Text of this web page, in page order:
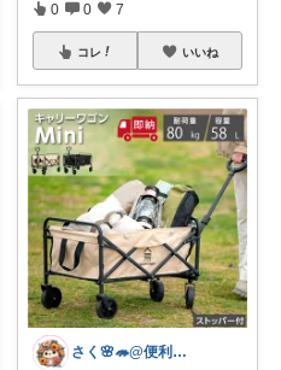
0 0 7
コレ いいね
さく🌸🦔@便利でかわいいを探す旅